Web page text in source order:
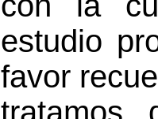
estudio
favor
tratamos